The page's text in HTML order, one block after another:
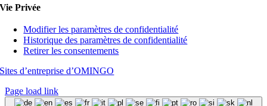
Vie Privée
Modifier les paramètres de confidentialité
Historique des paramètres de confidentialité
Retirer les consentements
Sites d’entreprise d’OMINGO
Page load link